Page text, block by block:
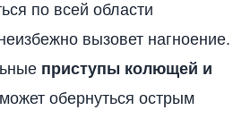
по всей области
вызовет нагноение.
приступы колющей и
обернуться острым